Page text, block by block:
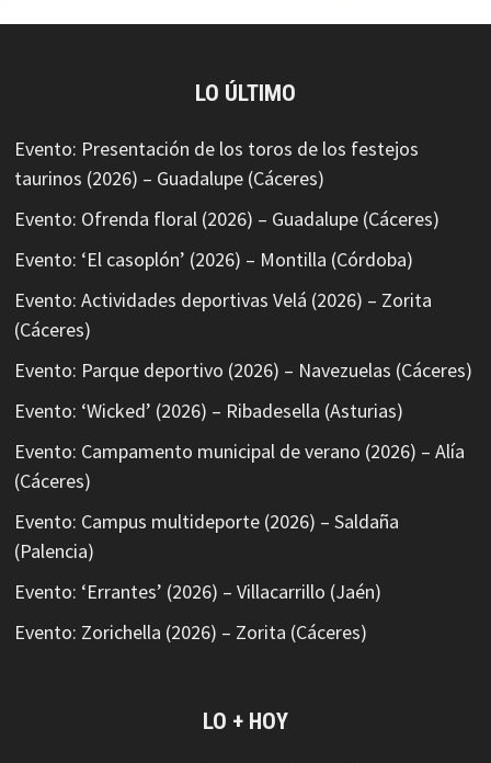
LO ÚLTIMO
Evento: Presentación de los toros de los festejos
taurinos (2026) – Guadalupe (Cáceres)
Evento: Ofrenda floral (2026) – Guadalupe (Cáceres)
Evento: ‘El casoplón’ (2026) – Montilla (Córdoba)
Evento: Actividades deportivas Velá (2026) – Zorita
(Cáceres)
Evento: Parque deportivo (2026) – Navezuelas (Cáceres)
Evento: ‘Wicked’ (2026) – Ribadesella (Asturias)
Evento: Campamento municipal de verano (2026) – Alía
(Cáceres)
Evento: Campus multideporte (2026) – Saldaña
(Palencia)
Evento: ‘Errantes’ (2026) – Villacarrillo (Jaén)
Evento: Zorichella (2026) – Zorita (Cáceres)
LO + HOY